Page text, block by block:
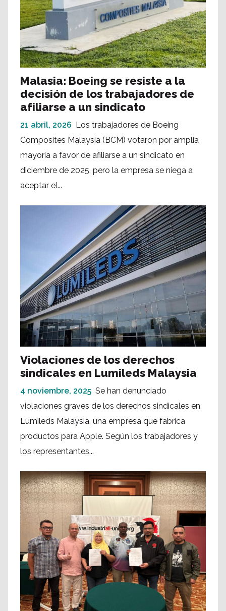
Malasia: Boeing se resiste a la
decisión de los trabajadores de
afiliarse a un sindicato
21 abril, 2026 Los trabajadores de Boeing
Composites Malaysia (BCM) votaron por amplia
mayoría a favor de afiliarse a un sindicato en
diciembre de 2025, pero la empresa se niega a
aceptar el...
Violaciones de los derechos
sindicales en Lumileds Malaysia
4 noviembre, 2025 Se han denunciado
violaciones graves de los derechos sindicales en
Lumileds Malaysia, una empresa que fabrica
productos para Apple. Según los trabajadores y
los representantes...